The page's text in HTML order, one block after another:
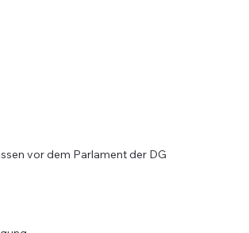
vor dem Parlament der DG